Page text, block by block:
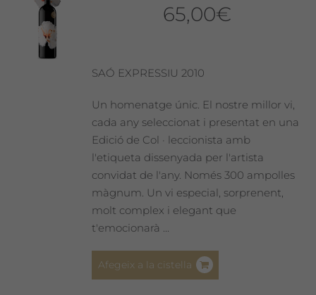
65,00€
SAÓ EXPRESSIU 2010
Un homenatge únic. El nostre millor vi,
cada any seleccionat i presentat en una
Edició de Col · leccionista amb
l'etiqueta dissenyada per l'artista
convidat de l'any. Només 300 ampolles
màgnum. Un vi especial, sorprenent,
molt complex i elegant que
t'emocionarà ...
Afegeix a la cistella